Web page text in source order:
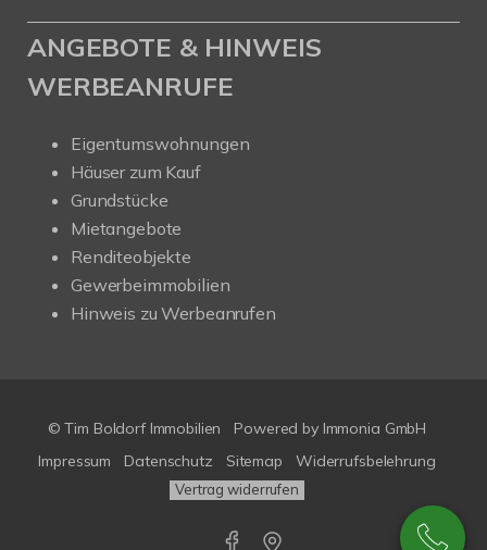
ANGEBOTE & HINWEIS
WERBEANRUFE
Eigentumswohnungen
Häuser zum Kauf
Grundstücke
Mietangebote
Renditeobjekte
Gewerbeimmobilien
Hinweis zu Werbeanrufen
© Tim Boldorf Immobilien Powered by Immonia GmbH
Impressum
Datenschutz Sitemap Widerrufsbelehrung
Vertrag widerrufen